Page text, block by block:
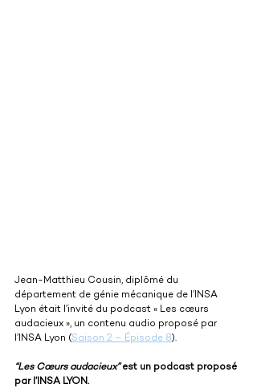
Jean-Matthieu Cousin, diplômé du
département de génie mécanique de l’INSA
Lyon était l’invité du podcast « Les cœurs
audacieux », un contenu audio proposé par
l’INSA Lyon (Saison 2 – Épisode 8).
“Les Cœurs audacieux” est un podcast proposé
par l’INSA LYON.